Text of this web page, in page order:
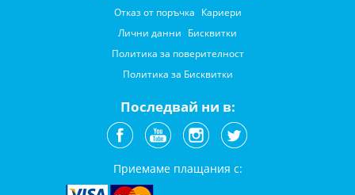
Отказ от поръчка Кариери
Лични данни Бисквитки
Политика за поверителност
Политика за Бисквитки
Последвай ни в:
Приемаме плащания с: